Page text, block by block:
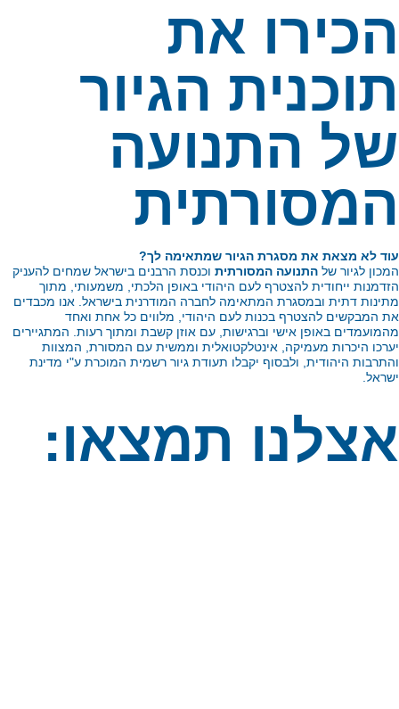
את
הגיור
התנועה
לא מצאת את מסגרת הגיור שמתאימה לך?
לגיור שלהתנועה המסורתיתוכנסת הרבנים בישראל שמחים להעניק
ייחודית להצטרף לעם היהודי באופן הלכתי, משמעותי, מתוך
דתית ובמסגרת המתאימה לחברה המודרנית בישראל. אנו מכבדים
המבקשים להצטרף בכנות לעם היהודי, מלווים כל אחת ואחד
באופן אישי וברגישות, עם אוזן קשבת ומתוך רעות. המתגיירים
היכרות מעמיקה, אינטלקטואלית וממשית עם המסורת, המצוות
היהודית, ולבסוף יקבלו תעודת גיור רשמית המוכרת ע"י מדינת
תמצאו: